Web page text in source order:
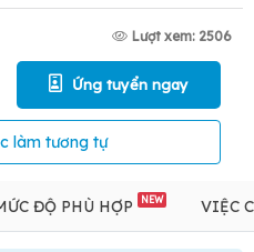
Lượt xem: 2506
Ứng tuyển ngay
làm tương tự
ĐỘ PHÙ HỢP NEW VIỆC